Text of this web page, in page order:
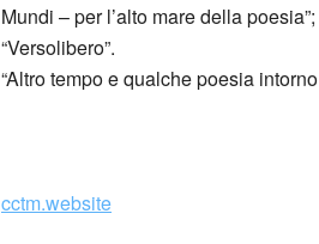
Mundi – per l’alto mare della
“Versolibero”.
“Altro tempo e qualche poesia
cctm.website